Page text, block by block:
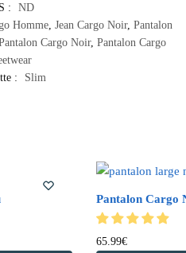
:
ND
Homme, Jean Cargo Noir, Pantalon
Cargo Noir, Pantalon Cargo
:
Slim
Pantalon Cargo
65.99€